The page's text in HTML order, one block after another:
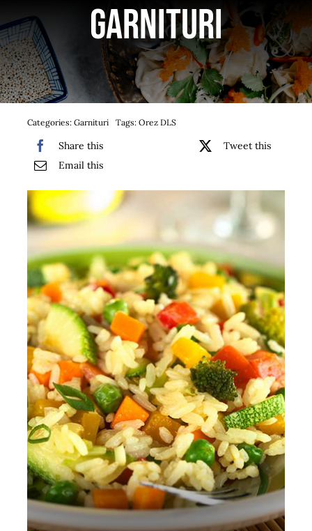
Servicii catering
Bufet suedez si Coffee Break
Sushi
Oferta
Cos
Garnituri
Categories: Garnituri Tags: Orez DLS
Share this
Tweet this
Email this